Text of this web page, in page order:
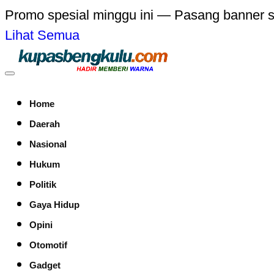
Promo spesial minggu ini — Pasang banner
Lihat Semua
Home
Daerah
Nasional
Hukum
Politik
Gaya Hidup
Opini
Otomotif
Gadget